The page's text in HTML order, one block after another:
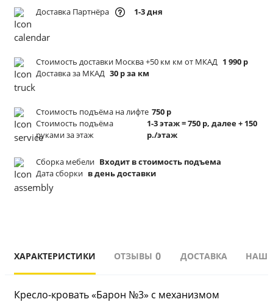
Доставка Партнёра 1-3 дня
Стоимость доставки Москва +50 км км от МКАД 1 990 р
Доставка за МКАД 30 р за км
Стоимость подъёма на лифте 750 р
Стоимость подъёма
руками за этаж
1-3 этаж = 750 р, далее + 150
р./этаж
Сборка мебели Входит в стоимость подъема
Дата сборки в день доставки
ХАРАКТЕРИСТИКИ ОТЗЫВЫ 0 ДОСТАВКА
Кресло-кровать «Барон №3» с механизмом